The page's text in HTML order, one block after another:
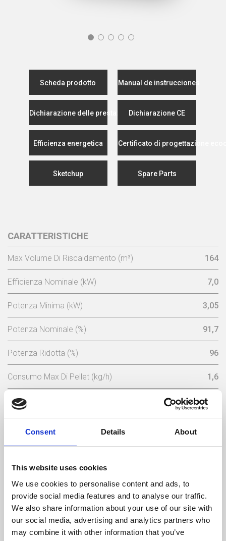
Consent Details About
This website uses cookies
We use cookies to personalise content and ads, to
provide social media features and to analyse our traffic.
We also share information about your use of our site with
our social media, advertising and analytics partners who
may combine it with other information that you’ve
Scheda prodotto Manual de instrucciones
Dichiarazione delle prestazioniDichiarazione CE
Efficienza energetica Certificato di progettazione
Sketchup Spare Parts
CARATTERISTICHE
Max Volume Di Riscaldamento (m³) 164
Efficienza Nominale (kW) 7,0
Potenza Minima (kW) 3,05
Potenza Nominale (%) 91,7
Potenza Ridotta (%) 96
Consumo Max Di Pellet (kg/h) 1,6
Consumo Minimo Pellet (kg/h) 0,68
Peso (kg) 137
Diametro Del Camino (mm)
Necessaria Depressione Nel Camino (pa)
Livello Rumore Massimo (Db) 49,9